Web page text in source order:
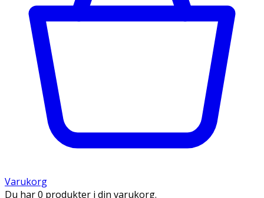
Varukorg
Du har 0 produkter i din varukorg.